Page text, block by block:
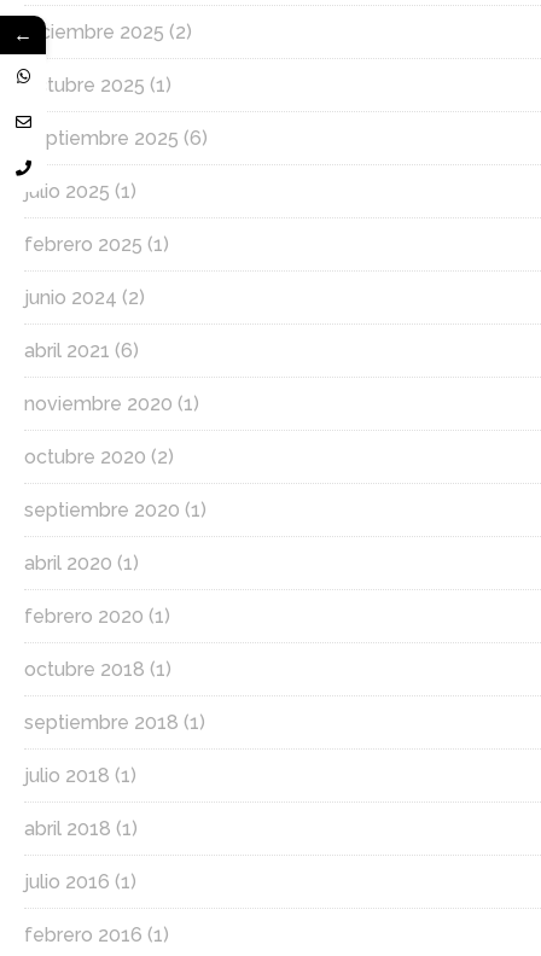
diciembre 2025 (2)
octubre 2025 (1)
septiembre 2025 (6)
julio 2025 (1)
febrero 2025 (1)
junio 2024 (2)
abril 2021 (6)
noviembre 2020 (1)
octubre 2020 (2)
septiembre 2020 (1)
abril 2020 (1)
febrero 2020 (1)
octubre 2018 (1)
septiembre 2018 (1)
julio 2018 (1)
abril 2018 (1)
julio 2016 (1)
febrero 2016 (1)
←